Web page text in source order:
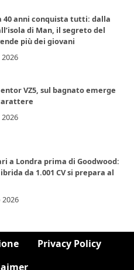
40 anni conquista tutti: dalla
di Man, il segreto del
più dei giovani
VZ5, sul bagnato emerge
a Londra prima di Goodwood:
da 1.001 CV si prepara al
2026
Privacy Policy